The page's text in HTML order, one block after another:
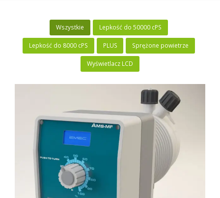
Wszystkie Lepkość do 50000 cPS
Lepkość do 8000 cPS PLUS Sprężone powietrze
Wyświetlacz LCD